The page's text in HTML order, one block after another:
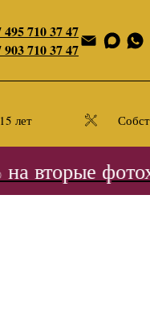
495 710 37 47
903 710 37 47
лет
вторые